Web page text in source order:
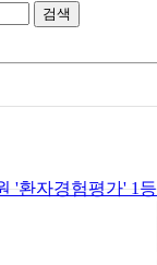
'환자경험평가' 1등